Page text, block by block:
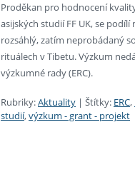
Proděkan pro hodnocení
asijských studií FF UK, se
rozsáhlý, zatím neprobádaný
rituálech v Tibetu. Výzkum
výzkumné rady (ERC).
Rubriky:Aktuality | Štítky: ERC,
studií,výzkum - grant - projekt